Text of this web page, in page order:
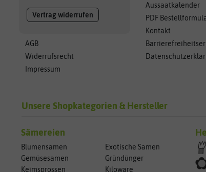
Vertrag widerrufen
AGB
Widerrufsrecht
Impressum
Aussaatkalender
PDF
Kontakt
Unsere Shopkategorien & Hersteller
Sämereien
Blumensamen
Exotische Samen
Gemüsesamen
Gründünger
Keimsprossen
Kiloware